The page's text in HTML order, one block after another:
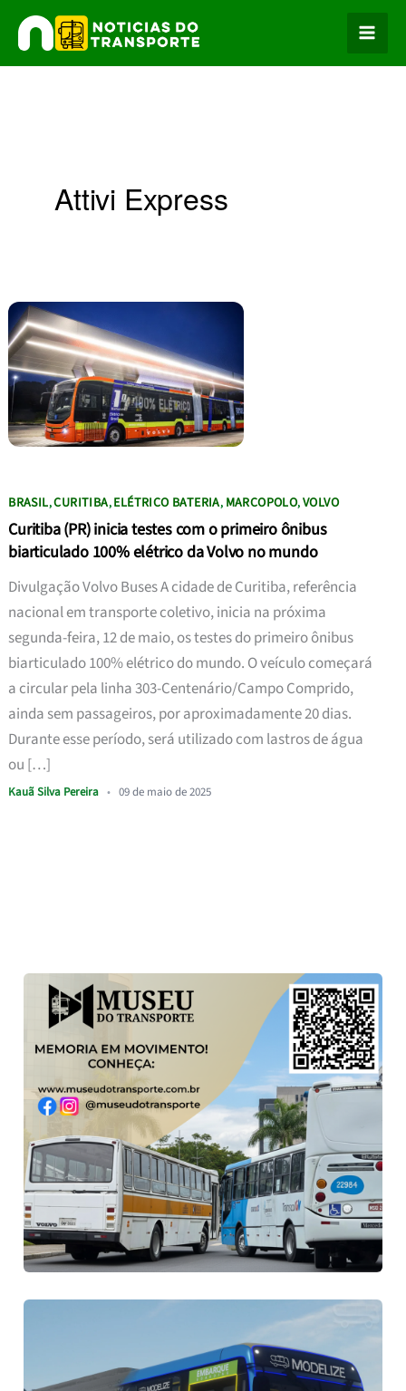
para
o
Attivi Express
BRASIL,CURITIBA,ELÉTRICO BATERIA, MARCOPOLO,VOLVO
Curitiba (PR) inicia testes com o primeiro ônibus
biarticulado 100% elétrico da Volvo no mundo
Divulgação Volvo Buses A cidade de Curitiba, referência
nacional em transporte coletivo, inicia na próxima
segunda-feira, 12 de maio, os testes do primeiro ônibus
biarticulado 100% elétrico do mundo. O veículo começará
a circular pela linha 303-Centenário/Campo Comprido,
ainda sem passageiros, por aproximadamente 20 dias.
Durante esse período, será utilizado com lastros de água
ou […]
Kauã Silva Pereira • 09 de maio de 2025